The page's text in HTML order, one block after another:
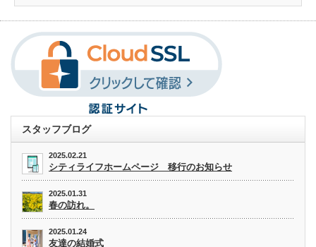
スタッフブログ
2025.02.21
シティライフホームページ 移行のお知らせ
2025.01.31
春の訪れ。
2025.01.24
友達の結婚式